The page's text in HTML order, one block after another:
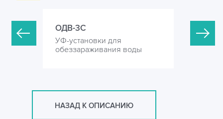
ОДВ-3С
УФ-установки для
обеззараживания воды
ОДВ-6С
УФ-
НАЗАД К ОПИСАНИЮ